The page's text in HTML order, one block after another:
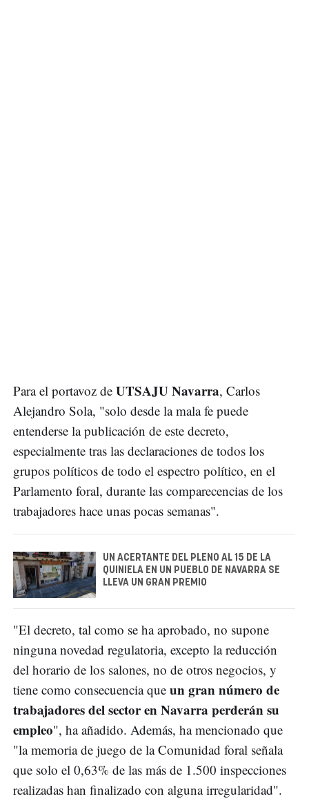
Para el portavoz de UTSAJU Navarra, Carlos
Alejandro Sola, "solo desde la mala fe puede
entenderse la publicación de este decreto,
especialmente tras las declaraciones de todos los
grupos políticos de todo el espectro político, en el
Parlamento foral, durante las comparecencias de los
trabajadores hace unas pocas semanas".
UN ACERTANTE DEL PLENO AL 15 DE LA
QUINIELA EN UN PUEBLO DE NAVARRA SE
LLEVA UN GRAN PREMIO
"El decreto, tal como se ha aprobado, no supone
ninguna novedad regulatoria, excepto la reducción
del horario de los salones, no de otros negocios, y
tiene como consecuencia que un gran número de
trabajadores del sector en Navarra perderán su
empleo", ha añadido. Además, ha mencionado que
"la memoria de juego de la Comunidad foral señala
que solo el 0,63% de las más de 1.500 inspecciones
realizadas han finalizado con alguna irregularidad".